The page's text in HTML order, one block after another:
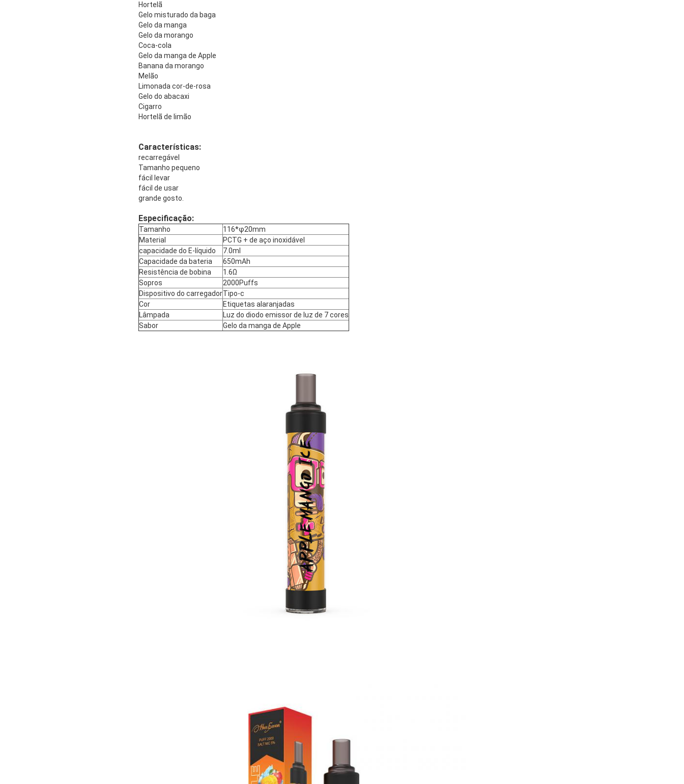
Hortelã
Gelo misturado da baga
Gelo da manga
Gelo da morango
Coca-cola
Gelo da manga de Apple
Banana da morango
Melão
Limonada cor-de-rosa
Gelo do abacaxi
Cigarro
Hortelã de limão
Características:
recarregável
Tamanho pequeno
fácil levar
fácil de usar
grande gosto.
Especificação:
Tamanho
116*φ20mm
Material
PCTG + de aço inoxidável
capacidade do E-líquido
7.0ml
Capacidade da bateria
650mAh
Resistência de bobina
1.6Ω
Sopros
2000Puffs
Dispositivo do carregadorTipo-c
Cor
Etiquetas alaranjadas
Lâmpada
Luz do diodo emissor de luz de 7 cores
Sabor
Gelo da manga de Apple